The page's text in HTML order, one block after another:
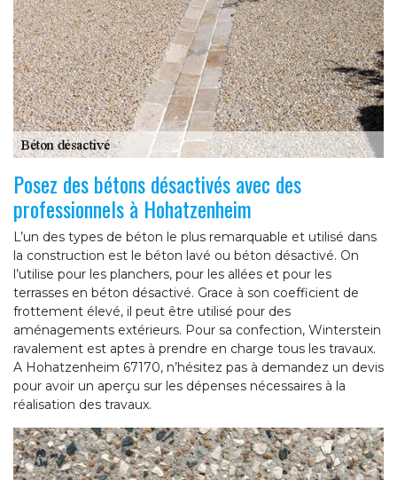
Posez des bétons désactivés avec des
professionnels à Hohatzenheim
L’un des types de béton le plus remarquable et utilisé dans
la construction est le béton lavé ou béton désactivé. On
l’utilise pour les planchers, pour les allées et pour les
terrasses en béton désactivé. Grace à son coefficient de
frottement élevé, il peut être utilisé pour des
aménagements extérieurs. Pour sa confection, Winterstein
ravalement est aptes à prendre en charge tous les travaux.
A Hohatzenheim 67170, n’hésitez pas à demandez un devis
pour avoir un aperçu sur les dépenses nécessaires à la
réalisation des travaux.